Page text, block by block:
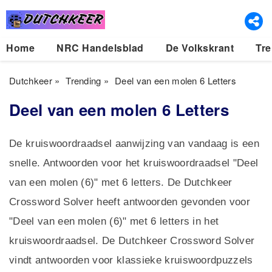
Home NRC Handelsblad De Volkskrant
Dutchkeer» Trending » Deel van een molen 6 Letters
Deel van een molen 6 Letters
De kruiswoordraadsel aanwijzing van vandaag is een
snelle. Antwoorden voor het kruiswoordraadsel "Deel
van een molen (6)" met 6 letters. De Dutchkeer
Crossword Solver heeft antwoorden gevonden voor
"Deel van een molen (6)" met 6 letters in het
kruiswoordraadsel. De Dutchkeer Crossword Solver
vindt antwoorden voor klassieke kruiswoordpuzzels